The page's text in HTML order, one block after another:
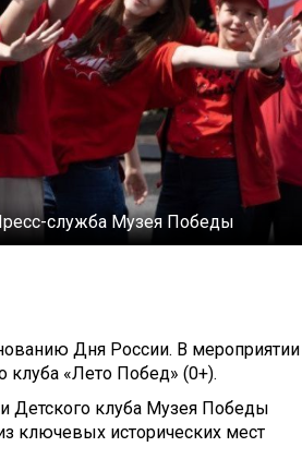
служба Музея Победы
Дня России. В мероприятии
клуба «Лето Побед» (0+).
Детского клуба Музея Победы
ключевых исторических мест